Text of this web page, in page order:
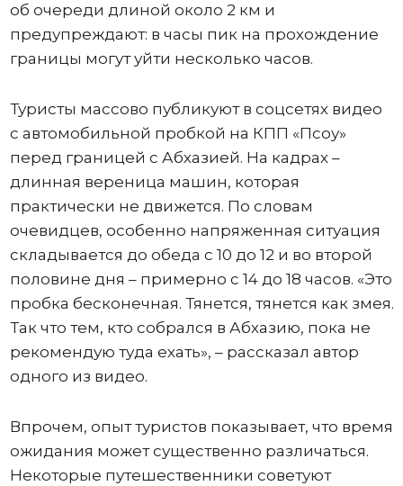
об очереди длиной около 2 км и
предупреждают: в часы пик на прохождение
границы могут уйти несколько часов.
Туристы массово публикуют в соцсетях видео
с автомобильной пробкой на КПП «Псоу»
перед границей с Абхазией. На кадрах –
длинная вереница машин, которая
практически не движется. По словам
очевидцев, особенно напряженная ситуация
складывается до обеда с 10 до 12 и во второй
половине дня – примерно с 14 до 18 часов. «Это
пробка бесконечная. Тянется, тянется как змея.
Так что тем, кто собрался в Абхазию, пока не
рекомендую туда ехать», – рассказал автор
одного из видео.
Впрочем, опыт туристов показывает, что время
ожидания может существенно различаться.
Некоторые путешественники советуют